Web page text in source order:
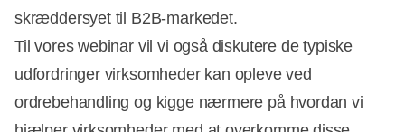
skræddersyet til B2B-markedet.
Til vores webinar vil vi også diskutere de typiske
udfordringer virksomheder kan opleve ved
ordrebehandling og kigge nærmere på hvordan vi